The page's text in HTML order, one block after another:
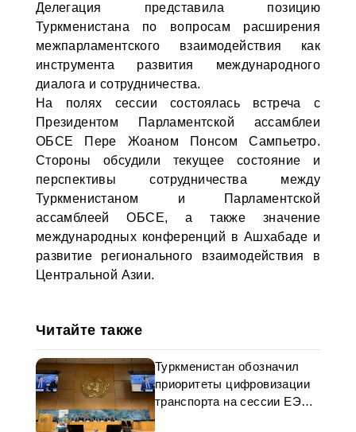
Делегация представила позицию
Туркменистана по вопросам расширения
межпарламентского взаимодействия как
инструмента развития международного
диалога и сотрудничества.
На полях сессии состоялась встреча с
Президентом Парламентской ассамблеи
ОБСЕ Пере Жоаном Понсом Сампьетро.
Стороны обсудили текущее состояние и
перспективы сотрудничества между
Туркменистаном и Парламентской
ассамблеей ОБСЕ, а также значение
международных конференций в Ашхабаде и
развитие регионального взаимодействия в
Центральной Азии.
Читайте также
Туркменистан обозначил
приоритеты цифровизации
транспорта на сессии ЕЭК
ООН